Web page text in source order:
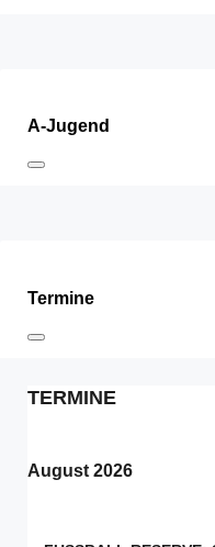
A-Jugend
Termine
TERMINE
August 2026